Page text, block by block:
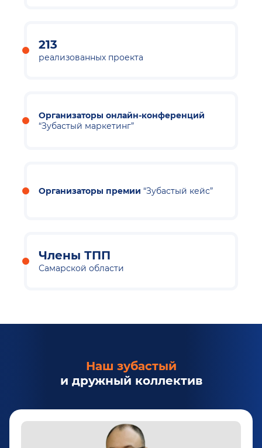
213
реализованных проекта
Организаторы онлайн-конференций
“Зубастый маркетинг”
Организаторы премии “Зубастый кейс”
Члены ТПП
Самарской области
Наш зубастый
и дружный коллектив